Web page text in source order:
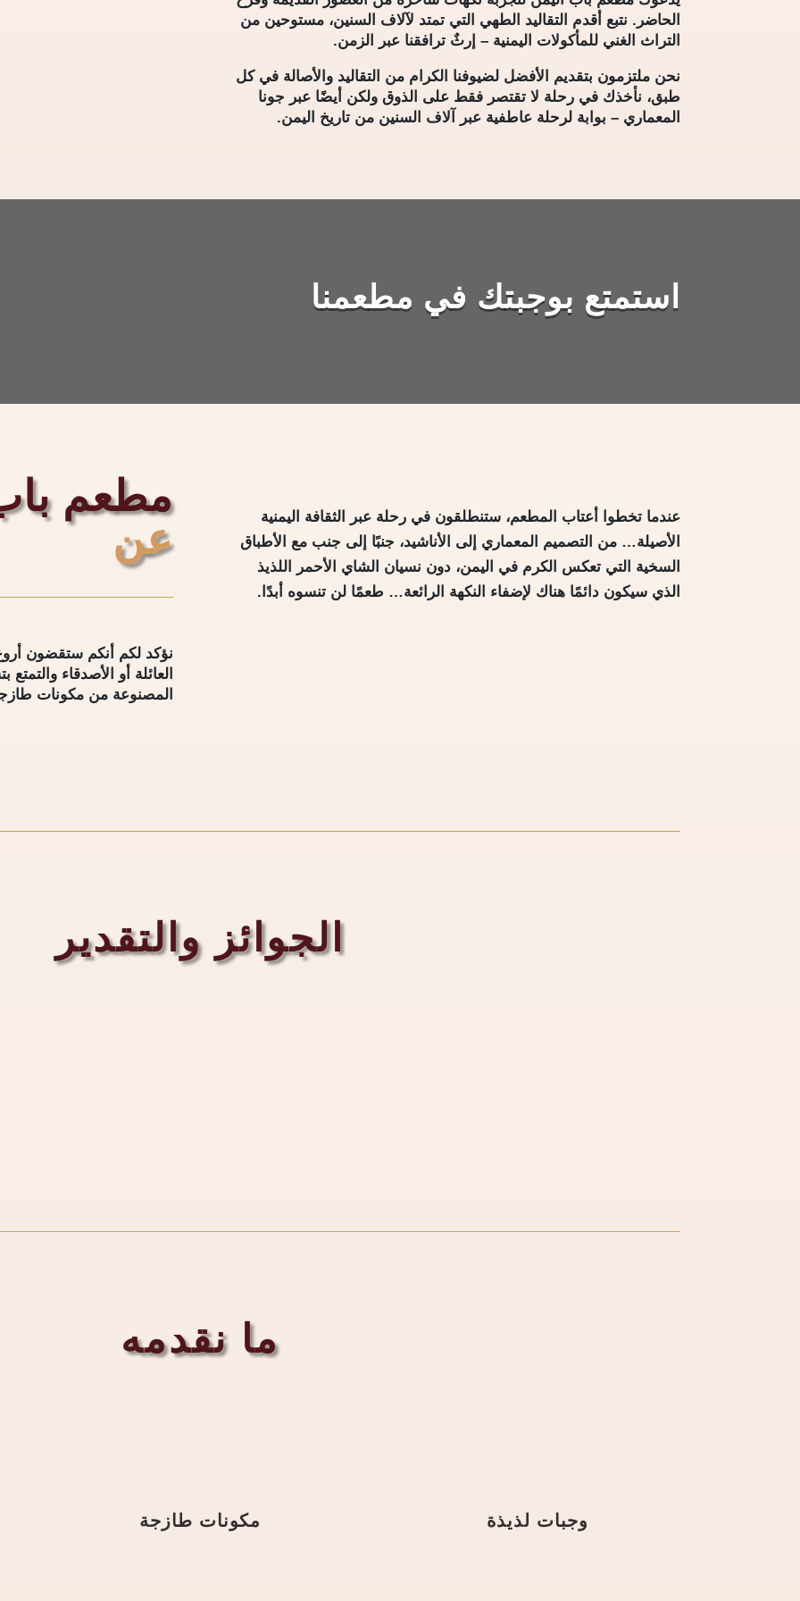
الحاضر. نتبع أقدم التقاليد الطهي التي تمتد لآلاف السنين، مستوحين من
التراث الغني للمأكولات اليمنية – إرثٌ ترافقنا عبر الزمن.
نحن ملتزمون بتقديم الأفضل لضيوفنا الكرام من التقاليد والأصالة في كل
طبق، نأخذك في رحلة لا تقتصر فقط على الذوق ولكن أيضًا عبر جونا
المعماري – بوابة لرحلة عاطفية عبر آلاف السنين من تاريخ اليمن.
استمتع بوجبتك في مطعمنا
مطعم
عن
نؤكد لكم أنكم ستقضون أروع
العائلة أو الأصدقاء
المصنوعة من مكونات
عندما تخطوا أعتاب المطعم، ستنطلقون في رحلة عبر الثقافة اليمنية
الأصيلة… من التصميم المعماري إلى الأناشيد، جنبًا إلى جنب مع الأطباق
السخية التي تعكس الكرم في اليمن، دون نسيان الشاي الأحمر اللذيذ
الذي سيكون دائمًا هناك لإضفاء النكهة الرائعة… طعمًا لن تنسوه أبدًا.
الجوائز والتقدير
ما نقدمه
مكونات طازجة وجبات لذيذة